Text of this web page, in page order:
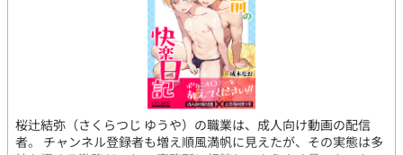
桜辻結弥（さくらつじ ゆうや）の職業は、成人向け動画の配信
者。 チャンネル登録者も増え順風満帆に見えたが、その実態は多